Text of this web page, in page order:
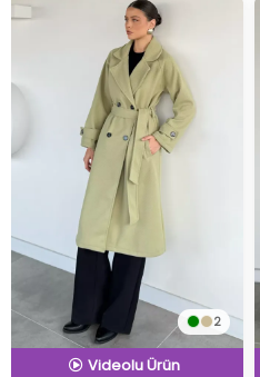
2
İndirimli Ürün